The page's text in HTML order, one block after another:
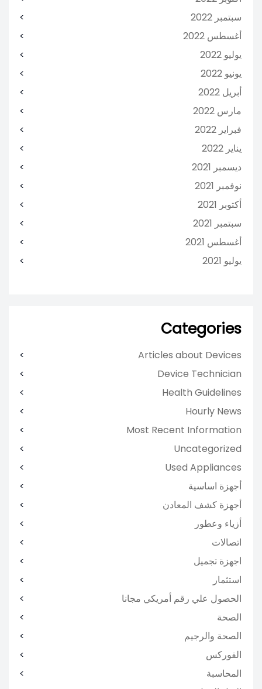
سبتمبر 2022
أغسطس 2022
يوليو 2022
يونيو 2022
أبريل 2022
مارس 2022
فبراير 2022
يناير 2022
ديسمبر 2021
نوفمبر 2021
أكتوبر 2021
سبتمبر 2021
أغسطس 2021
يوليو 2021
Categories
Articles about Devices
Device Technician
Health Guidelines
Hourly News
Most Recent Information
Uncategorized
Used Appliances
أجهزة اساسية
أجهزة كشف المعادن
أزياء وعطور
اتصالات
اجهزة تجميل
استثمار
الحصول علي رقم أمريكي مجانا
الصحة
الصحة والرجيم
الفوركس
المحاسبة